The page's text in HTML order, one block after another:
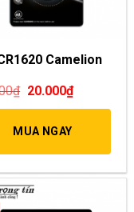
Camelion
₫ 20.000₫
MUA NGAY